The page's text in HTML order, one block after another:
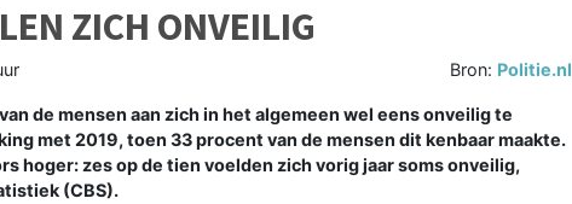
ZICH ONVEILIG
Bron: Politie.nl
de mensen aan zich in het algemeen wel eens onveilig te
met 2019, toen 33 procent van de mensen dit kenbaar maakte.
hoger: zes op de tien voelden zich vorig jaar soms onveilig,
(CBS).